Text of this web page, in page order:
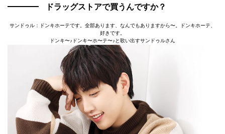
ドラッグストアで買うんですか？
サンドゥル：ドンキホーテです。全部あります、なんでもありますから〜。ドンキホーテ、
好きです。
ドンキ〜♪ドンキ〜ホ〜テ〜♪と歌い出すサンドゥルさん